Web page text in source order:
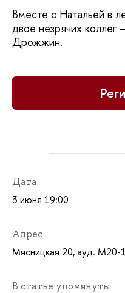
Вместе с Натальей в
двое незрячих
Дрожжин.
Дата
3 июня 19:00
Адрес
Мясницкая 20, ауд.
В статье упомянуты